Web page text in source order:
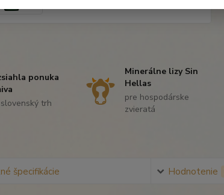
ponuka
trh
Minerálne lizy Sin
Hellas
pre hospodárske
zvieratá
špecifikácie Hodnotenie